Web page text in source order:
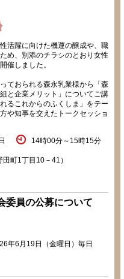
活躍に向けた機運の醸成や、職
め、別添のチラシのとおり女性
催しました。
ておられる森永乳業様から「森
と企業メリット」についてご講
るこれからのふくしま」をテー
や知事を交えたトークセッショ
14時00分～15時15分
町1丁目10－41）
員の公募について
年6月19日（金曜日）毎日